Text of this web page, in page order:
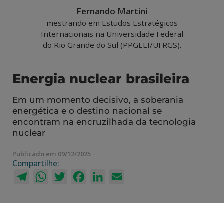
Fernando Martini
mestrando em Estudos Estratégicos
Internacionais na Universidade Federal
do Rio Grande do Sul (PPGEEI/UFRGS).
Energia nuclear brasileira
Em um momento decisivo, a soberania
energética e o destino nacional se
encontram na encruzilhada da tecnologia
nuclear
Publicado em 09/12/2025
Compartilhe:
TelegramWhatsAppTwitterFacebookLinkedIn